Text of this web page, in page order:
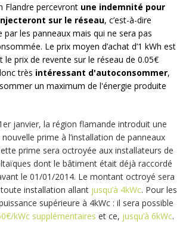
Flandre percevront une indemnité pour
sur le réseau, c’est-à-dire
par les panneaux mais qui ne sera pas
Le prix moyen d’achat d’1 kWh est
le prix de revente sur le réseau de 0.05€
très intéressant d'autoconsommer,
un maximum de l'énergie produite
janvier, la région flamande introduit une
nouvelle prime à l’installation de panneaux
prime sera octroyée aux installateurs de
dont le bâtiment était déjà raccordé
le 01/01/2014. Le montant octroyé sera
installation allant jusqu’à 4kWc. Pour les
supérieure à 4kWc : il sera possible
kWc supplémentaires et ce, jusqu’à 6kWc.